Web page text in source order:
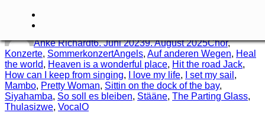
Facebook
bei
Instagram
weiterlesen
Anke Richardt6. Juni 20239. August 2025Chor,
Konzerte, SommerkonzertSchlagwörter
Angels, Auf anderen Wegen, Heal
the world, Heaven is a wonderful place, Hit the road Jack,
How can I keep from singing, I love my life, I set my sail ,
Mambo, Pretty Woman, Sittin on the dock of the bay,
Siyahamba, So soll es bleiben, Stääne, The Parting Glass,
Thulasizwe, VocalO